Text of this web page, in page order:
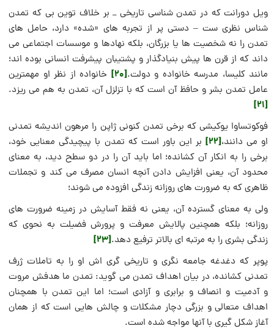
ویل دورانت که در تمدن شناسی تاریخی _ بر خلاف توین بی که تمدن
شناس نظری ست – دستی پر از تجربه های «شده» دارد، حامل های
تمدن را نه شخصیت ها یا بزرگان، بلکه نهادها و موسسات اجتماعی می
داند که از قرن ها پیش بنیادگذار و پشتیبان پیشرفت انسانی بوده اند؛
مانند کلیسا، مدرسه خانواده و دولت.[20]
خانواده از نظر او مهمترین
عامل تمدن بشر و حافظ آن است که با تزلزل آن، تمدن به هم می ریزد.
[21]
فوکوتساوا یوکیشی که برخی تمدن کنونی ژاپن را مرهون اندیشه تمدنی
او می دانند،[22]
بر این باور است که تمدن با پیچیدگی معنایی خود،
برخی را به انکار آن کشانده؛ اما باید آن را در دو سطح دید، به معنای
محدود آن، یعنی افزایش دادن آنچه انسان مصرف می کند و تجملات
ظاهری که به ضرورت های روزانه زندگی افزوده می شوند؛
ولی به معنای گسترده آن، یعنی نه فقط آسایش در زمینه ضرورت های
روزانه؛ بلکه همچنین پالایش معرفت و پرورش فضیلت به نحوی که
زندگی بشری را به مرتبه ای بالاتر ترفیع دهد.[23]
پوپر که دغدغه جامعه نگری و تاریخی گری اش او را به تاملات ژرف
تمدنی کشانده، در بیان اهداف تمدن می گوید: تمدن ما هدفش مروت
و آدمیت و انصاف و برابری و آزادی است؛ اما این تمدن با همچنان
اهداف متعالی و بزرگی دچار مشکلات و چالش هایی است که از همان
آغاز شکل گیری با آنها مواجه شده است.